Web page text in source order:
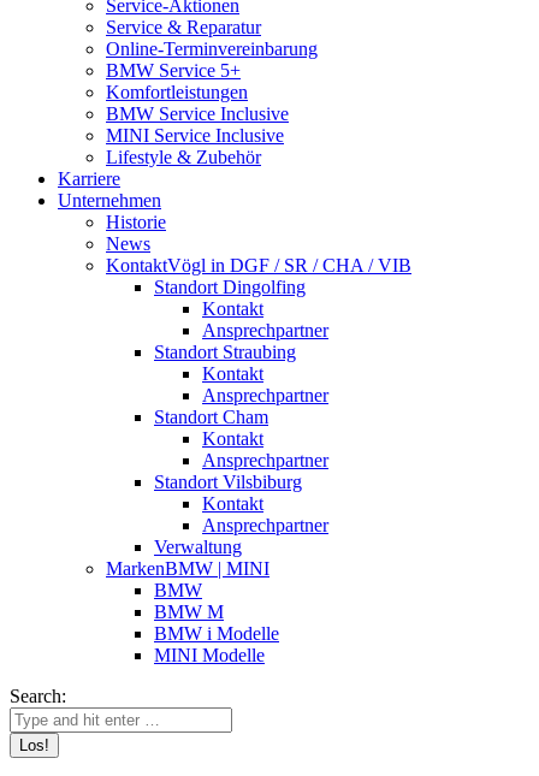
Service-Aktionen
Service & Reparatur
Online-Termin­vereinbarung
BMW Service 5+
Komfort­leistungen
BMW Service Inclusive
MINI Service Inclusive
Lifestyle & Zubehör
Karriere
Unternehmen
Historie
News
KontaktVögl in DGF / SR / CHA / VIB
Standort Dingolfing
Kontakt
Ansprechpartner
Standort Straubing
Kontakt
Ansprechpartner
Standort Cham
Kontakt
Ansprechpartner
Standort Vilsbiburg
Kontakt
Ansprechpartner
Verwaltung
MarkenBMW | MINI
BMW
BMW M
BMW i Modelle
MINI Modelle
Search: